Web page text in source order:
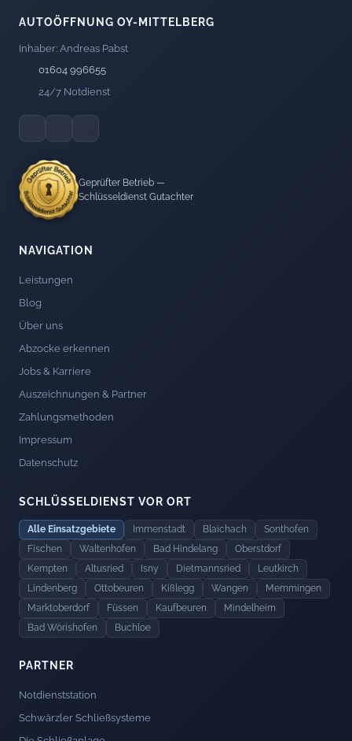
AUTOÖFFNUNG OY-MITTELBERG
Inhaber: Andreas Pabst
01604 996655
24/7 Notdienst
Geprüfter Betrieb —
Schlüsseldienst Gutachter
NAVIGATION
Leistungen
Blog
Über uns
Abzocke erkennen
Jobs & Karriere
Auszeichnungen & Partner
Zahlungsmethoden
Impressum
Datenschutz
SCHLÜSSELDIENST VOR ORT
Alle Einsatzgebiete Immenstadt Blaichach
Sonthofen
Fischen
Waltenhofen Bad Hindelang
Oberstdorf
Kempten
Altusried Isny Dietmannsried
Leutkirch
Lindenberg
Ottobeuren Kißlegg Wangen
Memmingen
Marktoberdorf
Füssen Kaufbeuren
Mindelheim
Bad Wörishofen
Buchloe
PARTNER
Notdienststation
Schwärzler Schließsysteme